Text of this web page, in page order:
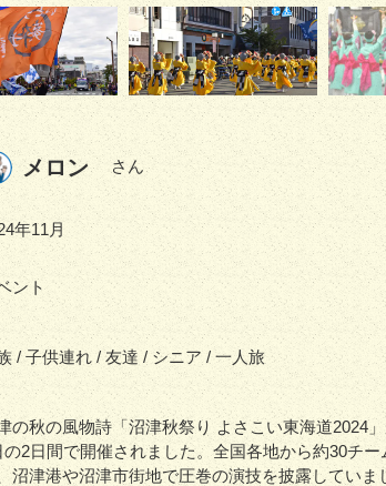
メロン さん
年11月
ント
/ 子供連れ / 友達 / シニア / 一人旅
の秋の風物詩「沼津秋祭り よさこい東海道2024
の2日間で開催されました。全国各地から約30チー
沼津港や沼津市街地で圧巻の演技を披露していま